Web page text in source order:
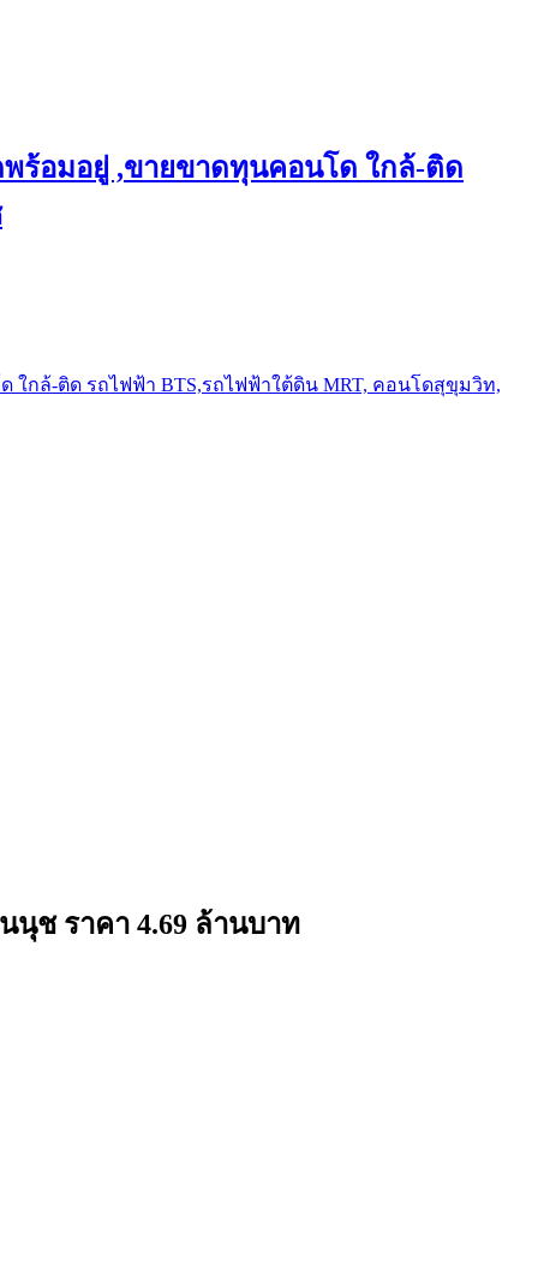
ร้อมอยู่ ,ขายขาดทุนคอนโด ใกล้-ติด
กล้-ติด รถไฟฟ้า BTS,รถไฟฟ้าใต้ดิน MRT, คอนโดสุขุมวิท,
นุช ราคา 4.69 ล้านบาท